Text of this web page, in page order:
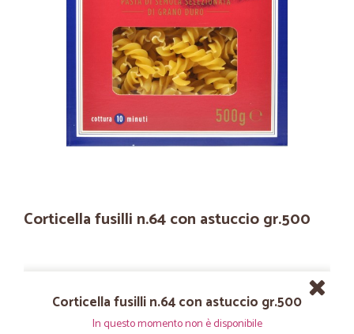
Corticella fusilli n.64 con astuccio gr.500
Corticella fusilli n.64 con astuccio gr.500
In questo momento non è disponibile